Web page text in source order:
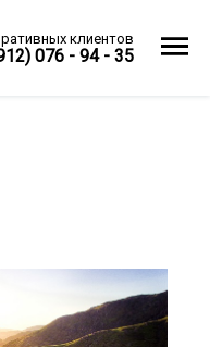
клиентов
076 - 94 - 35